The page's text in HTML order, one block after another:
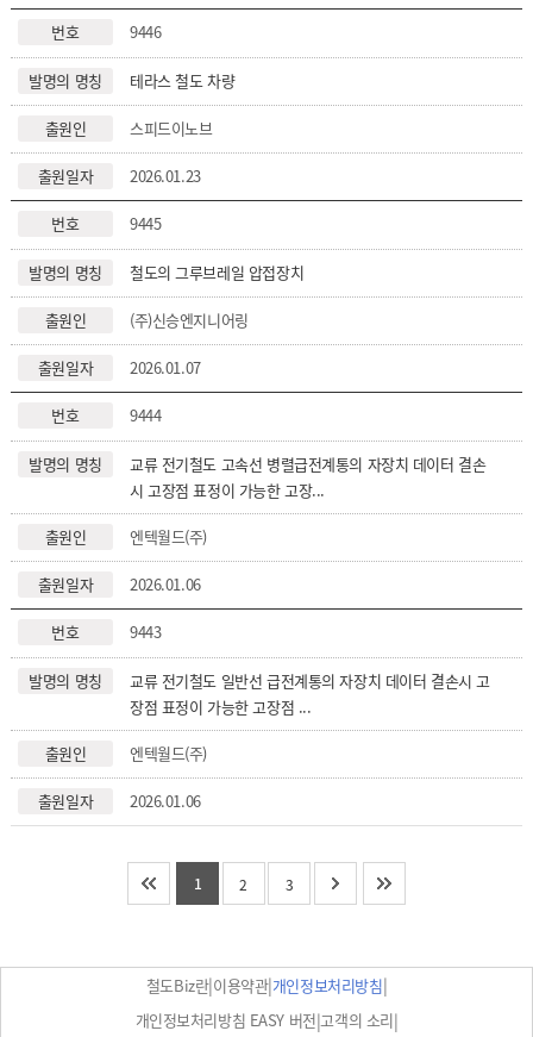
9446
테라스 철도 차량
스피드이노브
2026.01.23
9445
철도의 그루브레일 압접장치
(주)신승엔지니어링
2026.01.07
9444
교류 전기철도 고속선 병렬급전계통의 자장치 데이터 결손
시 고장점 표정이 가능한 고장...
엔텍월드(주)
2026.01.06
9443
교류 전기철도 일반선 급전계통의 자장치 데이터 결손시 고
장점 표정이 가능한 고장점 ...
엔텍월드(주)
2026.01.06
1 2 3
철도Biz란|이용약관|개인정보처리방침|
개인정보처리방침 EASY 버전|고객의 소리|